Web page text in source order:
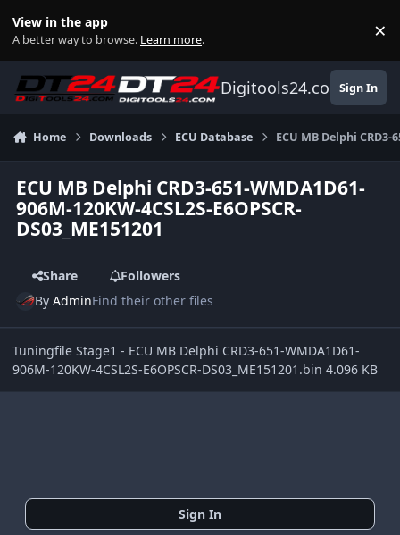
View in the app
A better way to browse. Learn more. ×
Digitools24.comSign In
Home Downloads ECU Database ECU MB Delphi CRD3-
ECU MB Delphi CRD3-651-WMDA1D61-
906M-120KW-4CSL2S-E6OPSCR-
DS03_ME151201
Share
Followers
ByAdminFind their other files
Tuningfile Stage1 - ECU MB Delphi CRD3-651-WMDA1D61-
906M-120KW-4CSL2S-E6OPSCR-DS03_ME151201.bin 4.096 KB
Sign In